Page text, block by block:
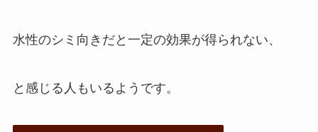
水性のシミ向きだと一定の効果が得られない、
と感じる人もいるようです。